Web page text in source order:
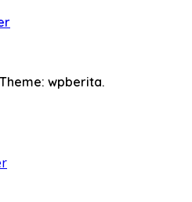
Theme: wpberita.